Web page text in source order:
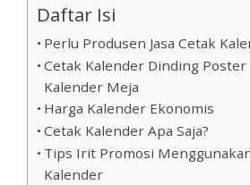
Daftar Isi
Perlu Produsen Jasa Cetak
Cetak Kalender Dinding Poster
Kalender Meja
Harga Kalender Ekonomis
Cetak Kalender Apa Saja?
Tips Irit Promosi
Kalender